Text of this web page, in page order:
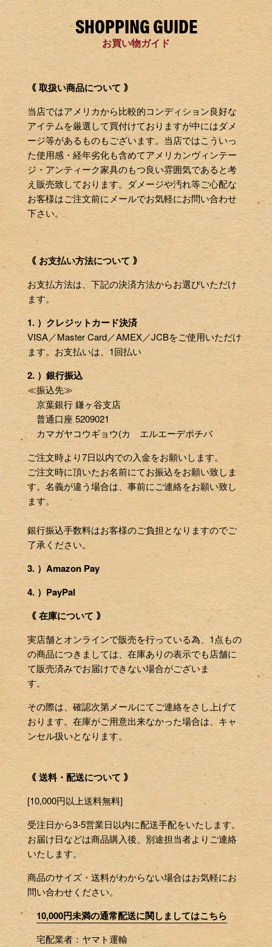
SHOPPING GUIDE
お買い物ガイド
｟ 取扱い商品について ｠
当店ではアメリカから比較的コンディション良好な
アイテムを厳選して買付けておりますが中にはダメ
ージ等があるものもございます。当店ではこういっ
た使用感・経年劣化も含めてアメリカンヴィンテー
ジ・アンティーク家具のもつ良い雰囲気であると考
え販売致しております。ダメージや汚れ等ご心配な
お客様はご注文前にメールでお気軽にお問い合わせ
下さい。
｟ お支払い方法について ｠
お支払方法は、下記の決済方法からお選びいただけ
ます。
1. ）クレジットカード決済
VISA／Master Card／AMEX／JCBをご使用いただけ
ます。お支払いは、1回払い
2. ）銀行振込
≪振込先≫
京葉銀行 鎌ヶ谷支店
普通口座 5209021
カマガヤコウギョウ(カ エルエーデポチバ
ご注文時より7日以内での入金をお願いします。
ご注文時に頂いたお名前にてお振込をお願い致しま
す。名義が違う場合は、事前にご連絡をお願い致し
ます。
銀行振込手数料はお客様のご負担となりますのでご
了承ください。
3. ）Amazon Pay
4. ）PayPal
｟ 在庫について ｠
実店舗とオンラインで販売を行っている為、1点もの
の商品につきましては、在庫ありの表示でも店舗に
て販売済みでお届けできない場合がございま
す。
その際は、確認次第メールにてご連絡をさし上げて
おります。在庫がご用意出来なかった場合は、キャ
ンセル扱いとなります。
｟ 送料・配送について ｠
[10,000円以上送料無料]
受注日から3-5営業日以内に配送手配をいたします。
お届け日などは商品購入後、別途担当者よりご連絡
いたします。
商品のサイズ・送料がわからない場合はお気軽にお
問い合わせください。
10,000円未満の通常配送に関しましてはこちら
宅配業者：ヤマト運輸